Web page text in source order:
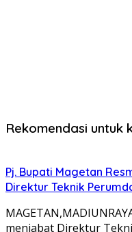
Rekomendasi untuk
Pj. Bupati Magetan
Direktur Teknik
menjabat Direktur